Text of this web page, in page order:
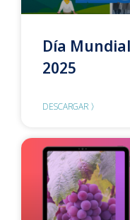
Día
2025
DESCARGAR 〉